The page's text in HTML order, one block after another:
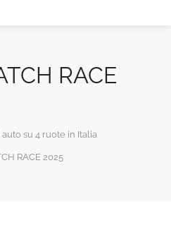
RACE
su 4 ruote in Italia
RACE 2025